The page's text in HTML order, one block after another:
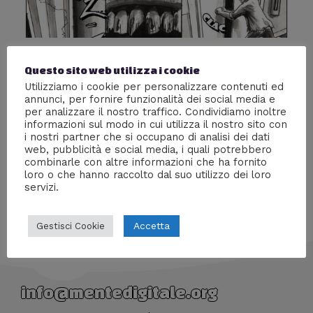
Zombie Story
Lascia un commento /Fumetti/ DiWilliam J
I morti viventi ti affascinano? Davide “Ratzo” Ratti ha
disegnato per noi una storia breve a fumetti veramente
stupenda: “Zombie Story”!
info@mentedigitale.org
Questo sito web utilizza i cookie
Utilizziamo i cookie per personalizzare contenuti ed
annunci, per fornire funzionalità dei social media e
per analizzare il nostro traffico. Condividiamo inoltre
informazioni sul modo in cui utilizza il nostro sito con
i nostri partner che si occupano di analisi dei dati
web, pubblicità e social media, i quali potrebbero
combinarle con altre informazioni che ha fornito
loro o che hanno raccolto dal suo utilizzo dei loro
servizi.
Gestisci Cookie Accetta